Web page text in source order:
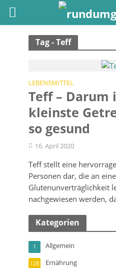
Tag - Teff
LEBENSMITTEL
Teff – Darum
kleinste
so gesund
16. April 2020
Teff stellt eine
Personen dar, die an
Glutenunverträglichkeit
nachgewiesen werden,
Kategorien
Allgemein
1
Ernährung
128